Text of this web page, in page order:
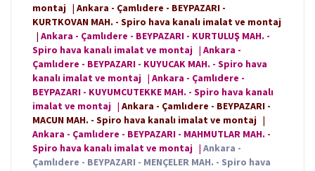
montaj | Ankara - Çamlıdere - BEYPAZARI -
KURTKOVAN MAH. - Spiro hava kanalı imalat ve montaj
| Ankara - Çamlıdere - BEYPAZARI - KURTULUŞ MAH. -
Spiro hava kanalı imalat ve montaj | Ankara -
Çamlıdere - BEYPAZARI - KUYUCAK MAH. - Spiro hava
kanalı imalat ve montaj | Ankara - Çamlıdere -
BEYPAZARI - KUYUMCUTEKKE MAH. - Spiro hava kanalı
imalat ve montaj | Ankara - Çamlıdere - BEYPAZARI -
MACUN MAH. - Spiro hava kanalı imalat ve montaj |
Ankara - Çamlıdere - BEYPAZARI - MAHMUTLAR MAH. -
Spiro hava kanalı imalat ve montaj | Ankara -
Çamlıdere - BEYPAZARI - MENÇELER MAH. - Spiro hava